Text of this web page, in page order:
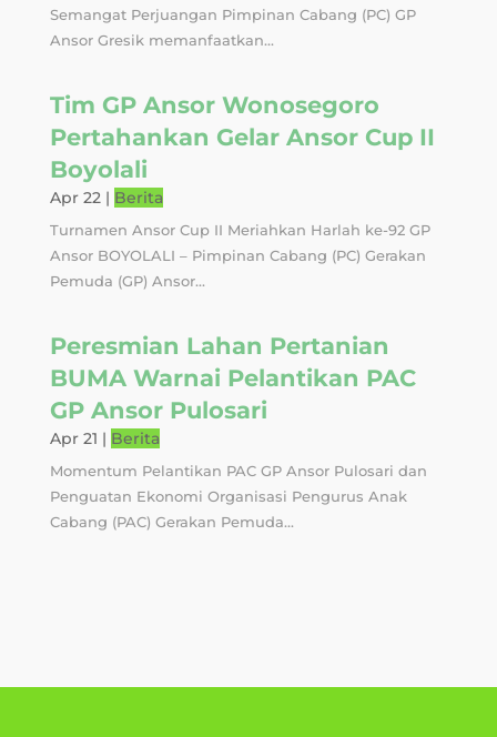
Semangat Perjuangan Pimpinan Cabang (PC) GP
Ansor Gresik memanfaatkan...
Tim GP Ansor Wonosegoro
Pertahankan Gelar Ansor Cup II
Boyolali
Apr 22| Berita
Turnamen Ansor Cup II Meriahkan Harlah ke-92 GP
Ansor BOYOLALI – Pimpinan Cabang (PC) Gerakan
Pemuda (GP) Ansor...
Peresmian Lahan Pertanian
BUMA Warnai Pelantikan PAC
GP Ansor Pulosari
Apr 21 | Berita
Momentum Pelantikan PAC GP Ansor Pulosari dan
Penguatan Ekonomi Organisasi Pengurus Anak
Cabang (PAC) Gerakan Pemuda...